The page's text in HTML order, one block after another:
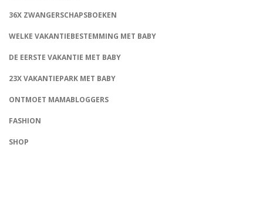
36X ZWANGERSCHAPSBOEKEN
WELKE VAKANTIEBESTEMMING MET BABY
DE EERSTE VAKANTIE MET BABY
23X VAKANTIEPARK MET BABY
ONTMOET MAMABLOGGERS
FASHION
SHOP